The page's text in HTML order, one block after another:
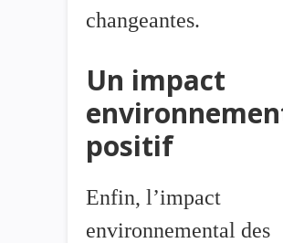
changeantes.
Un impact
positif
Enfin, l’impact
environnemental des